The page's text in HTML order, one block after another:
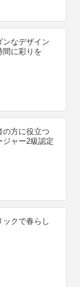
ンなデザイン
間に彩りを
の方に役立つ
ジャー2級認定
ックで春らし